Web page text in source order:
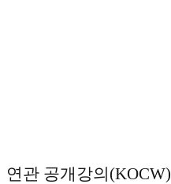
연관 공개강의(KOCW)